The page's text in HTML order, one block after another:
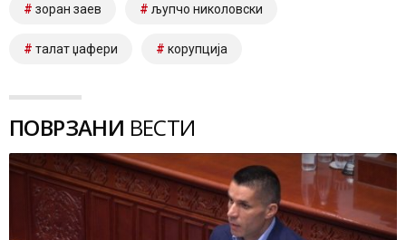
зоран заев љупчо николовски
талат џафери корупција
ПОВРЗАНИ ВЕСТИ